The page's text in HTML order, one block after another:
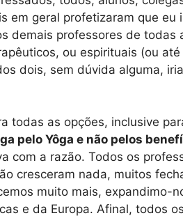
em geral profetizaram que eu
demais professores de todas
ou espirituais (ou
dois, sem dúvida alguma,
todas as opções, inclusive
pelo Yôga e não pelos
com a razão. Todos os
cresceram nada, muitos
muito mais, expandimo-
e da Europa. Afinal, todos